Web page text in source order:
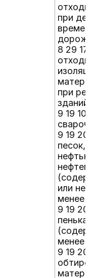
при
8 29 171
отходы
при
зданий
9 19
9 19
песок,
нефтью
или
менее
9 19
пенька
менее
9 19